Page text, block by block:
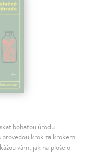
bohatou úrodu
krok za krokem
vám, jak na ploše o